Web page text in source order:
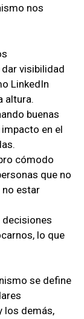
nos
visibilidad
LinkedIn
altura.
buenas
en el
cómodo
que no
no estar
lo que
se define
los demás,